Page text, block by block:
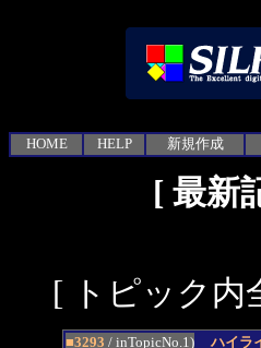
HOME HELP 新規作成
[ 最新
[ トピック
■3293 / inTopicNo.1) ハイラ